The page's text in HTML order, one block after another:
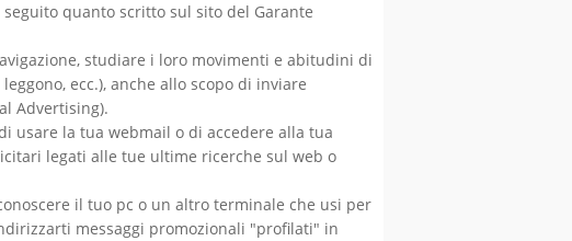
quanto scritto sul sito del Garante
studiare i loro movimenti e abitudini di
ecc.), anche allo scopo di inviare
Advertising).
usare la tua webmail o di accedere alla tua
legati alle tue ultime ricerche sul web o
il tuo pc o un altro terminale che usi per
messaggi promozionali "profilati" in